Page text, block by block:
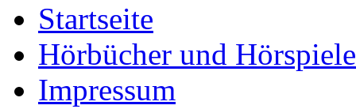
Startseite
Hörbücher und Hörspiele
Impressum